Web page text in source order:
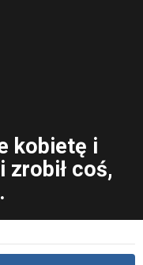
kobietę i
zrobił coś,